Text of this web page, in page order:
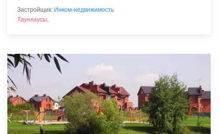
Застройщик: Инком-недвижимость
Таунхаусы,